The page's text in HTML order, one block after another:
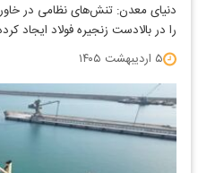
دنیای معدن: تنش‌های نظامی در
را در بالادست زنجیره فولاد ایجاد
۵ اردیبهشت ۱۴۰۵